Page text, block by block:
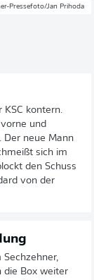
Pressefoto/Jan Prihoda
kontern.
und
Der neue Mann
sich im
den Schuss
von der
die Box weiter